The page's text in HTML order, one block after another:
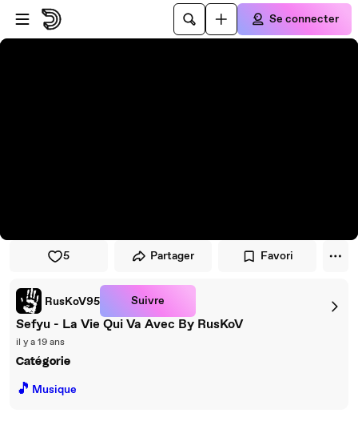
Passer au player
Passer au contenu principal
Se connecter
5 Partager Favori
RusKoV95 Suivre
Sefyu - La Vie Qui Va Avec By RusKoV
il y a 19 ans
Catégorie
🎵 Musique